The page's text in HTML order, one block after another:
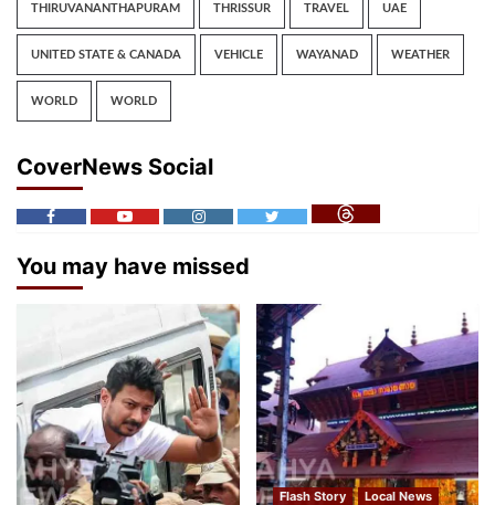
THIRUVANANTHAPURAM THRISSUR TRAVEL UAE
UNITED STATE & CANADA VEHICLE WAYANAD WEATHER
WORLD WORLD
CoverNews Social
You may have missed
Flash Story
Local News